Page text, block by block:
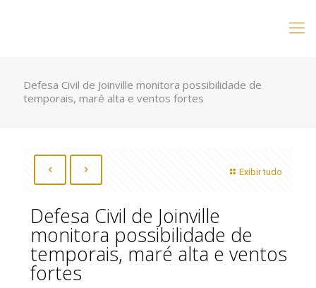
Defesa Civil de Joinville monitora possibilidade de
temporais, maré alta e ventos fortes
Exibir tudo
Defesa Civil de Joinville
monitora possibilidade de
temporais, maré alta e ventos
fortes